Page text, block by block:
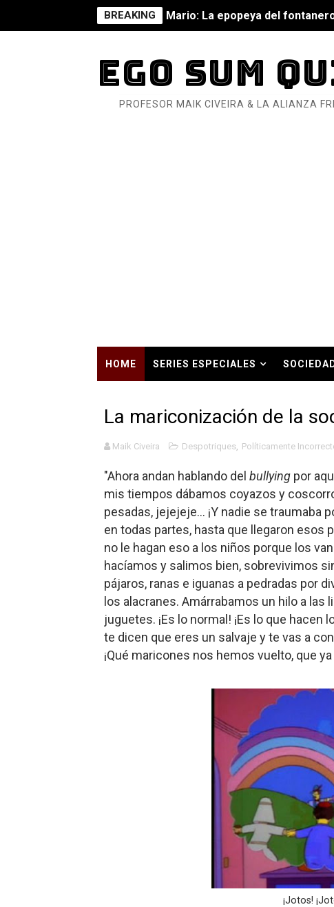
BREAKING Mario: La epopeya del
Pequeña Filmoteca Antifascista
Que no nos aplaste el Talón de
Gótico Mexicano
25 grandes películas de terror
Devoraos los unos a los otros
Charlie Kirk y la izquierda
Dios es Cambio: Filosofía
Nuestra era de genocidios
Mis historias favoritas de
Transformers: ¿Una película
Gentile: Lo que debes
Definiendo: ¿Qué es el fascismo?
Panorama del nuevo fascismo
Llévenmelo fuchachos: El adiós
La falacia etimológica
EGO SUM
PROFESOR MAIK CIVEIRA & LA ALIANZA
HOME SERIES ESPECIALES
La mariconización de la
Maik Civeira Despotriques, Políticamente
"Ahora andan hablando del bullyingpor
mis tiempos dábamos coyazos y
pesadas, jejejeje... ¡Y nadie se traumaba
en todas partes, hasta que llegaron esos
no le hagan eso a los niños porque los
hacíamos y salimos bien, sobrevivimos
pájaros, ranas e iguanas a pedradas por
los alacranes. Amárrabamos un hilo a
juguetes. ¡Es lo normal! ¡Es lo que
te dicen que eres un salvaje y te vas a
¡Qué maricones nos hemos vuelto, que
¡Jotos!